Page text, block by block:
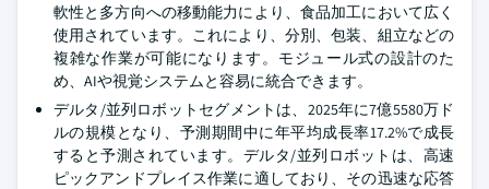
軟性と多方向への移動能力により、食品加工において広く
使用されています。これにより、分別、包装、組立などの
複雑な作業が可能になります。モジュール式の設計のた
め、AIや視覚システムと容易に統合できます。
デルタ/並列ロボットセグメントは、2025年に7億5580万ド
ルの規模となり、予測期間中に年平均成長率17.2%で成長
すると予測されています。デルタ/並列ロボットは、高速
ピックアンドプレイス作業に適しており、その迅速な応答